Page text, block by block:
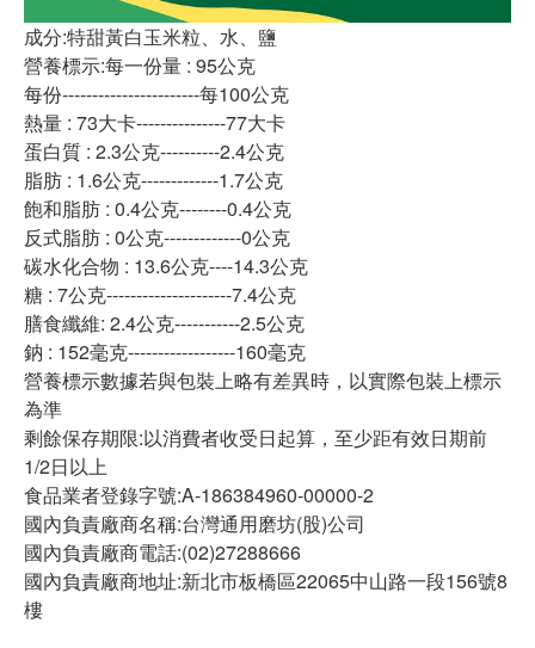
成分:特甜黃白玉米粒、水、鹽
營養標示:每一份量 : 95公克
每份-----------------------每100公克
熱量 : 73大卡---------------77大卡
蛋白質 : 2.3公克----------2.4公克
脂肪 : 1.6公克-------------1.7公克
飽和脂肪 : 0.4公克--------0.4公克
反式脂肪 : 0公克-------------0公克
碳水化合物 : 13.6公克----14.3公克
糖 : 7公克---------------------7.4公克
膳食纖維: 2.4公克-----------2.5公克
鈉 : 152毫克------------------160毫克
營養標示數據若與包裝上略有差異時，以實際包裝上標示
為準
剩餘保存期限:以消費者收受日起算，至少距有效日期前
1/2日以上
食品業者登錄字號:A-186384960-00000-2
國內負責廠商名稱:台灣通用磨坊(股)公司
國內負責廠商電話:(02)27288666
國內負責廠商地址:新北市板橋區22065中山路一段156號8
樓